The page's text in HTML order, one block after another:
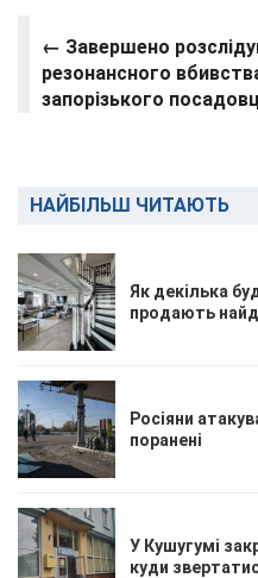
← Завершено
резонансного
запорізького
НАЙБІЛЬШ ЧИТАЮТЬ
Як декілька
продають
Росіяни
поранені
У Кушугумі
куди